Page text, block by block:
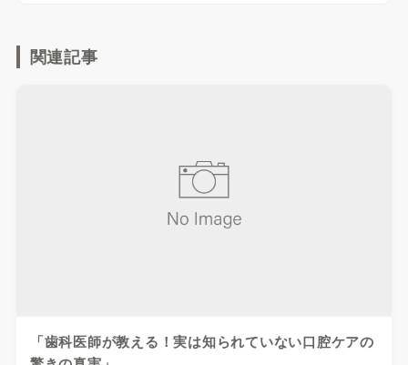
関連記事
「歯科医師が教える！実は知られていない口腔ケアの